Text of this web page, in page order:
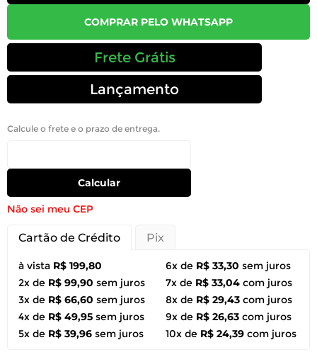
COMPRAR PELO WHATSAPP
Frete Grátis
Lançamento
Calcule o frete e o prazo de entrega.
Calcular
Não sei meu CEP
Cartão de Crédito Pix
à vista R$ 199,80
2x de R$ 99,90 sem juros
3x de R$ 66,60 sem juros
4x de R$ 49,95 sem juros
5x de R$ 39,96 sem juros
6x de R$ 33,30 sem juros
7x de R$ 33,04 com juros
8x de R$ 29,43 com juros
9x de R$ 26,63 com juros
10x de R$ 24,39 com juros